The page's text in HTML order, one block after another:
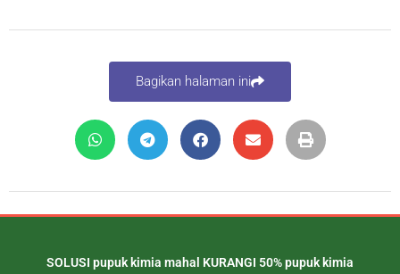
Bagikan halaman ini
SOLUSI pupuk kimia mahal KURANGI 50% pupuk kimia